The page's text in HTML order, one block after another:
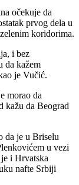
očekuje da
prvog dela u
koridorima.
i bez
da kažem
je Vučić.
morao da
kažu da Beograd
da je u Briselu
u vezi
i Hrvatska
nafte Srbiji